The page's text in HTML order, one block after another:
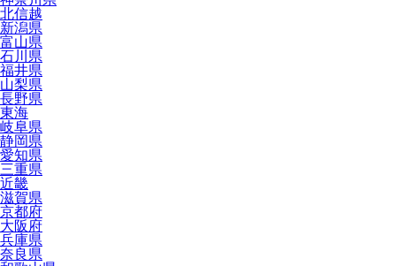
北信越
新潟県
富山県
石川県
福井県
山梨県
長野県
東海
岐阜県
静岡県
愛知県
三重県
近畿
滋賀県
京都府
大阪府
兵庫県
奈良県